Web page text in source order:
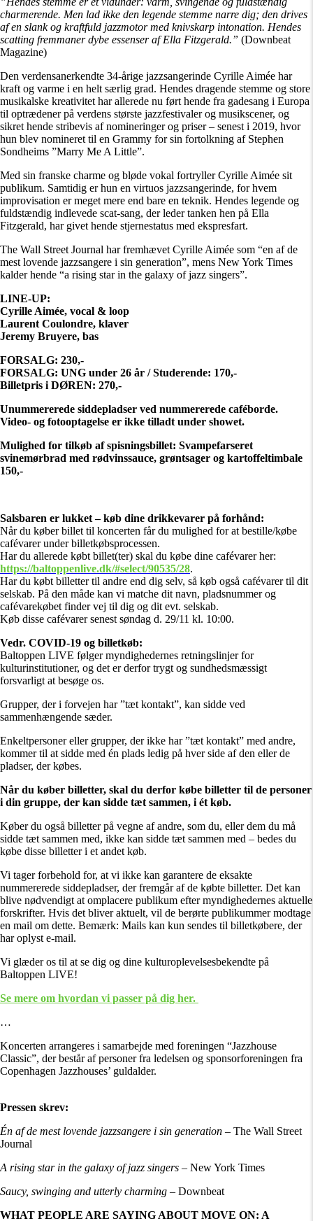
charmerende. Men lad ikke den legende stemme narre dig; den drives
af en slank og kraftfuld jazzmotor med knivskarp intonation. Hendes
scatting fremmaner dybe essenser af Ella Fitzgerald.” (Downbeat
Magazine)
Den verdensanerkendte 34-årige jazzsangerinde Cyrille Aimée har
kraft og varme i en helt særlig grad. Hendes dragende stemme og store
musikalske kreativitet har allerede nu ført hende fra gadesang i Europa
til optrædener på verdens største jazzfestivaler og musikscener, og
sikret hende stribevis af nomineringer og priser – senest i 2019, hvor
hun blev nomineret til en Grammy for sin fortolkning af Stephen
Sondheims ”Marry Me A Little”.
Med sin franske charme og bløde vokal fortryller Cyrille Aimée sit
publikum. Samtidig er hun en virtuos jazzsangerinde, for hvem
improvisation er meget mere end bare en teknik. Hendes legende og
fuldstændig indlevede scat-sang, der leder tanken hen på Ella
Fitzgerald, har givet hende stjernestatus med ekspresfart.
The Wall Street Journal har fremhævet Cyrille Aimée som “en af de
mest lovende jazzsangere i sin generation”, mens New York Times
kalder hende “a rising star in the galaxy of jazz singers”.
LINE-UP:
Cyrille Aimée, vocal & loop
Laurent Coulondre, klaver
Jeremy Bruyere, bas
FORSALG: 230,-
FORSALG: UNG under 26 år / Studerende: 170,-
Billetpris i DØREN: 270,-
Unummererede siddepladser ved nummererede caféborde.
Video- og fotooptagelse er ikke tilladt under showet.
Mulighed for tilkøb af spisningsbillet: Svampefarseret
svinemørbrad med rødvinssauce, grøntsager og kartoffeltimbale
150,-
Salsbaren er lukket – køb dine drikkevarer på forhånd:
Når du køber billet til koncerten får du mulighed for at bestille/købe
cafévarer under billetkøbsprocessen.
Har du allerede købt billet(ter) skal du købe dine cafévarer her:
https://baltoppenlive.dk/#select/90535/28.
Har du købt billetter til andre end dig selv, så køb også cafévarer til dit
selskab. På den måde kan vi matche dit navn, pladsnummer og
cafévarekøbet finder vej til dig og dit evt. selskab.
Køb disse cafévarer senest søndag d. 29/11 kl. 10:00.
Vedr. COVID-19 og billetkøb:
Baltoppen LIVE følger myndighedernes retningslinjer for
kulturinstitutioner, og det er derfor trygt og sundhedsmæssigt
forsvarligt at besøge os.
Grupper, der i forvejen har ”tæt kontakt”, kan sidde ved
sammenhængende sæder.
Enkeltpersoner eller grupper, der ikke har ”tæt kontakt” med andre,
kommer til at sidde med én plads ledig på hver side af den eller de
pladser, der købes.
Når du køber billetter, skal du derfor købe billetter til de personer
i din gruppe, der kan sidde tæt sammen, i ét køb.
Køber du også billetter på vegne af andre, som du, eller dem du må
sidde tæt sammen med, ikke kan sidde tæt sammen med – bedes du
købe disse billetter i et andet køb.
Vi tager forbehold for, at vi ikke kan garantere de eksakte
nummererede siddepladser, der fremgår af de købte billetter. Det kan
blive nødvendigt at omplacere publikum efter myndighedernes aktuelle
forskrifter. Hvis det bliver aktuelt, vil de berørte publikummer modtage
en mail om dette. Bemærk: Mails kan kun sendes til billetkøbere, der
har oplyst e-mail.
Vi glæder os til at se dig og dine kulturoplevelsesbekendte på
Baltoppen LIVE!
Se mere om hvordan vi passer på dig her.
…
Koncerten arrangeres i samarbejde med foreningen “Jazzhouse
Classic”, der består af personer fra ledelsen og sponsorforeningen fra
Copenhagen Jazzhouses’ guldalder.
Pressen skrev:
Én af de mest lovende jazzsangere i sin generation – The Wall Street
Journal
A rising star in the galaxy of jazz singers – New York Times
Saucy, swinging and utterly charming – Downbeat
WHAT PEOPLE ARE SAYING ABOUT MOVE ON: A